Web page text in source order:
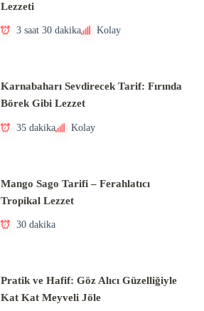
Lezzeti
3 saat 30 dakika Kolay
Karnabaharı Sevdirecek Tarif: Fırında
Börek Gibi Lezzet
35 dakika Kolay
Mango Sago Tarifi – Ferahlatıcı
Tropikal Lezzet
30 dakika
Pratik ve Hafif: Göz Alıcı Güzelliğiyle
Kat Kat Meyveli Jöle